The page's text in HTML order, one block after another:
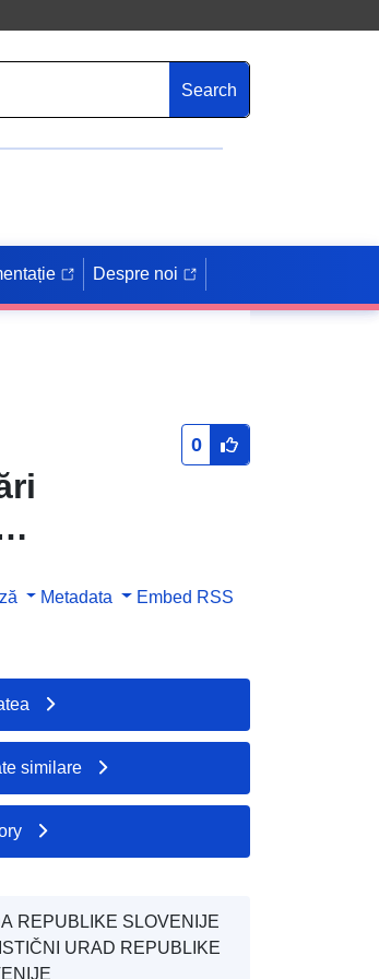
Search
Despre noi
0
Metadata Embed RSS
similare
REPUBLIKE SLOVENIJE
URAD REPUBLIKE